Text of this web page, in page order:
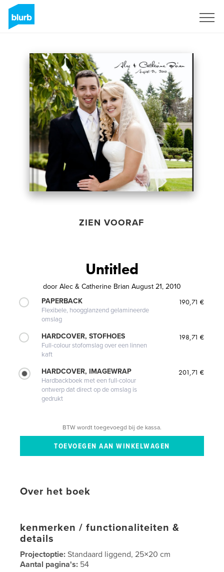
ZIEN VOORAF
Untitled
door Alec & Catherine Brian August 21, 2010
PAPERBACK
Flexibele, hoogglanzend gelamineerde
omslag
190,71 €
HARDCOVER, STOFHOES
Full-colour stofomslag over een linnen
kaft
198,71 €
HARDCOVER, IMAGEWRAP
Hardbackboek met een full-colour
ontwerp dat direct op de omslag is
gedrukt
201,71 €
BTW wordt toegevoegd bij de kassa.
Over het boek
kenmerken / functionaliteiten &
details
Projectoptie:Standaard liggend, 25×20 cm
Aantal pagina's: 54